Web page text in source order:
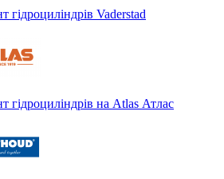
гідроциліндрів Vaderstad
гідроциліндрів на Atlas Атлас